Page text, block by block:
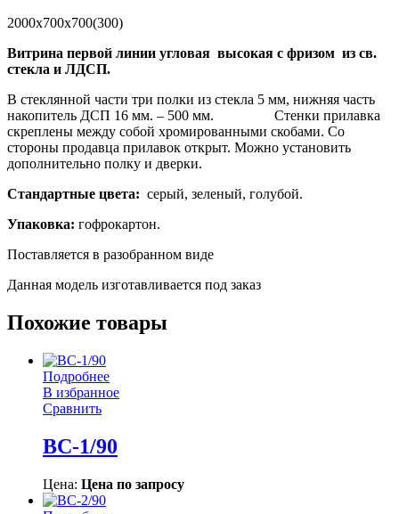
2000х700х700(300)
Витрина первой линии угловая высокая с фризом из св.
стекла и ЛДСП.
В стеклянной части три полки из стекла 5 мм, нижняя часть
накопитель ДСП 16 мм. – 500 мм. Стенки прилавка
скреплены между собой хромированными скобами. Со
стороны продавца прилавок открыт. Можно установить
дополнительно полку и дверки.
Стандартные цвета: серый, зеленый, голубой.
Упаковка: гофрокартон.
Поставляется в разобранном виде
Данная модель изготавливается под заказ
Похожие товары
Подробнее
В избранное
Сравнить
ВС-1/90
Цена: Цена по запросу